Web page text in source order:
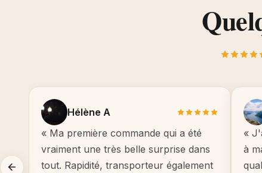
Hélène A
« Ma première commande qui a été
vraiment une très belle surprise dans
tout. Rapidité, transporteur également
«
à